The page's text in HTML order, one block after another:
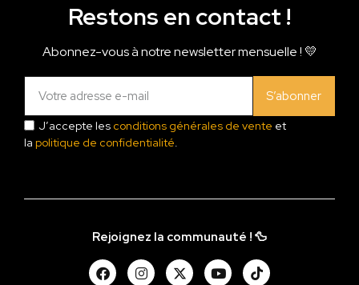
Restons en contact !
Abonnez-vous à notre newsletter mensuelle ! 💛
S’abonner
J’accepte les conditions générales de vente et
la politique de confidentialité.
Rejoignez la communauté ! 🦆